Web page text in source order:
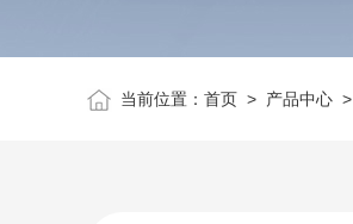
当前位置： 首页> 产品中心>